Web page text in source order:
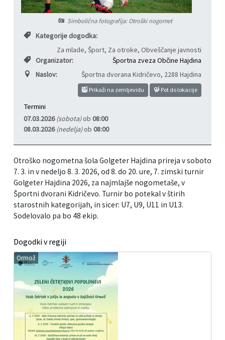
Simbolična fotografija: Otroški nogomet
Kategorije dogodka:
Za mlade, Šport, Za otroke, Obveščanje javnosti
Organizator:
Športna zveza Občine Hajdina
Naslov:
Športna dvorana Kidričevo, 2288 Hajdina
Prikaži na zemljevidu Pot do lokacije
Termini
07.03.2026(sobota)ob 08:00
08.03.2026(nedelja)ob 08:00
Otroško nogometna šola Golgeter Hajdina prireja v soboto
7. 3. in v nedeljo 8. 3. 2026, od 8. do 20. ure, 7. zimski turnir
Golgeter Hajdina 2026, za najmlajše nogometaše, v
Športni dvorani Kidričevo. Turnir bo potekal v štirih
starostnih kategorijah, in sicer: U7, U9, U11 in U13.
Sodelovalo pa bo 48 ekip.
Dogodki v regiji
Ormož
Informacije javnega značaja
Vizitka občine
Javni razpisi, natečaji, namere...
Projekti in investicije
Občinski časopis Hajdinčan
Lokalne volitve